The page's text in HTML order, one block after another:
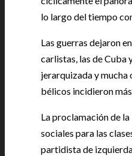
lo largo del tiempo
Las guerras dejaron
carlistas, las de Cuba
jerarquizada y mucha
bélicos incidieron
La proclamación de
sociales para las
partidista de